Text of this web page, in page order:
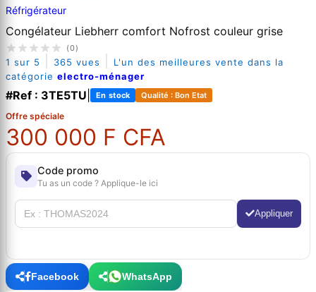
Réfrigérateur
Congélateur Liebherr comfort Nofrost couleur grise
(0)
1 sur 5 365 vues
L'un des meilleures vente dans la
catégorie electro-ménager
#Ref : 3TE5TU En stock Qualité : Bon Etat
Offre spéciale
300 000 F CFA
Code promo
Tu as un code ? Applique-le ici
Appliquer
Facebook WhatsApp